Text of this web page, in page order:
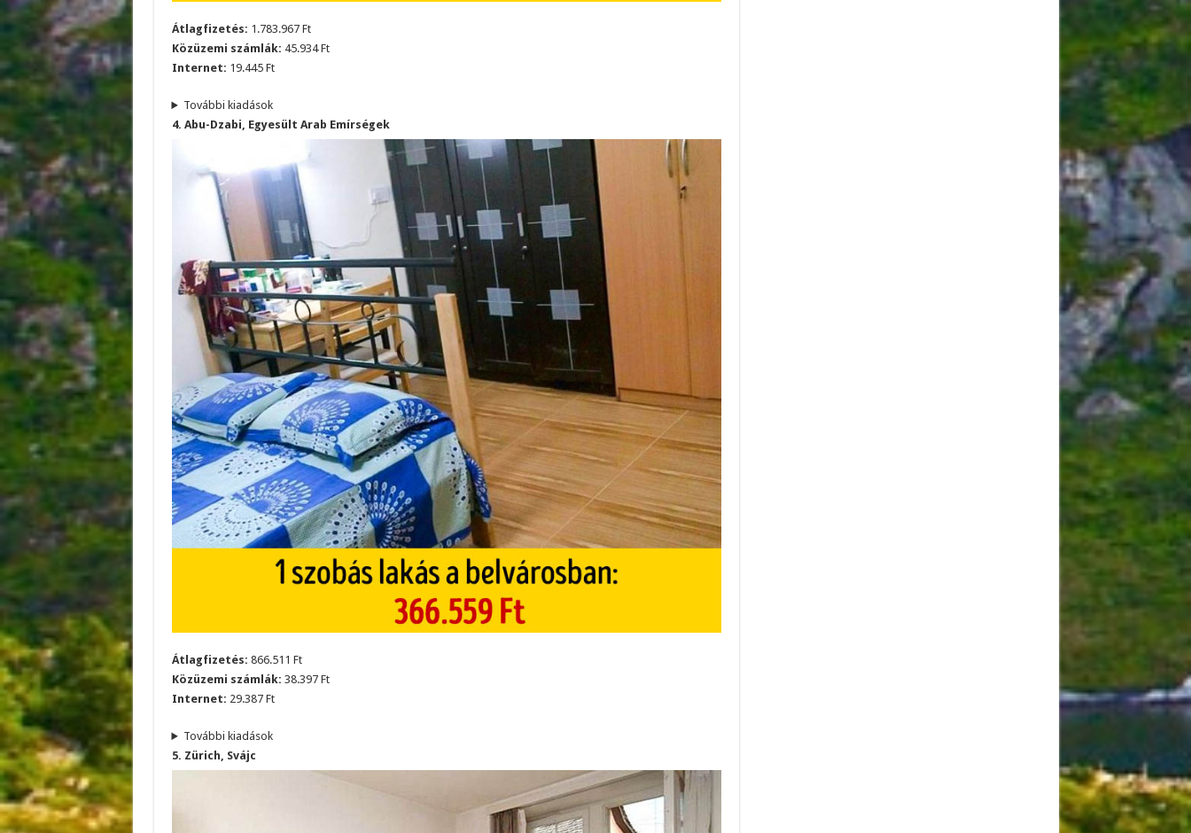
Átlagfizetés: 1.783.967 Ft
Közüzemi számlák: 45.934 Ft
Internet: 19.445 Ft
További kiadások
4. Abu-Dzabi, Egyesült Arab Emírségek
Átlagfizetés: 866.511 Ft
Közüzemi számlák: 38.397 Ft
Internet: 29.387 Ft
További kiadások
5. Zürich, Svájc